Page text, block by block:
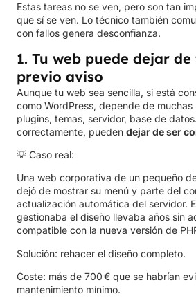
Estas tareas no se ven, pero son tan
que sí se ven. Lo técnico también
con fallos genera desconfianza.
1. Tu web puede dejar
previo aviso
Aunque tu web sea sencilla, si está
como WordPress, depende de muchas
plugins, temas, servidor, base de
correctamente, pueden dejar de ser
💡 Caso real:
Una web corporativa de un pequeño
dejó de mostrar su menú y parte del
actualización automática del servidor.
gestionaba el diseño llevaba años sin
compatible con la nueva versión de
Solución: rehacer el diseño completo.
Coste: más de 700 € que se habrían
mantenimiento mínimo.